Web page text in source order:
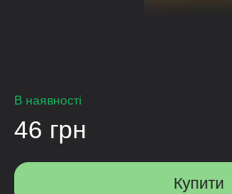
В наявності
46 грн
Купити